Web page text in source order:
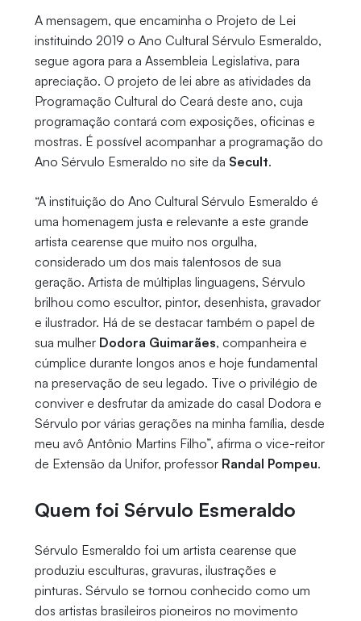
A mensagem, que encaminha o Projeto de Lei
instituindo 2019 o Ano Cultural Sérvulo Esmeraldo,
segue agora para a Assembleia Legislativa, para
apreciação. O projeto de lei abre as atividades da
Programação Cultural do Ceará deste ano, cuja
programação contará com exposições, oficinas e
mostras. É possível acompanhar a programação do
Ano Sérvulo Esmeraldo no site da Secult.
“A instituição do Ano Cultural Sérvulo Esmeraldo é
uma homenagem justa e relevante a este grande
artista cearense que muito nos orgulha,
considerado um dos mais talentosos de sua
geração. Artista de múltiplas linguagens, Sérvulo
brilhou como escultor, pintor, desenhista, gravador
e ilustrador. Há de se destacar também o papel de
sua mulher Dodora Guimarães, companheira e
cúmplice durante longos anos e hoje fundamental
na preservação de seu legado. Tive o privilégio de
conviver e desfrutar da amizade do casal Dodora e
Sérvulo por várias gerações na minha família, desde
meu avô Antônio Martins Filho”, afirma o vice-reitor
de Extensão da Unifor, professor Randal Pompeu.
Quem foi Sérvulo Esmeraldo
Sérvulo Esmeraldo foi um artista cearense que
produziu esculturas, gravuras, ilustrações e
pinturas. Sérvulo se tornou conhecido como um
dos artistas brasileiros pioneiros no movimento